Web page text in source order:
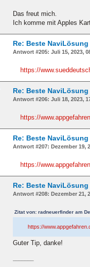
Das freut mich.
Ich komme mit Apples
Re: Beste
Antwort #205: Juli 15, 2023,
https://
Re: Beste
Antwort #206: Juli 18, 2023,
https://
Re: Beste
Antwort #207: Dezember 19,
https://
Re: Beste
Antwort #208: Dezember 21,
Zitat von: radneuerfinder am
https://
Guter Tip, danke!